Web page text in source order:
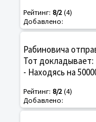
Рейтинг: 8/2(4)
Добавлено:
Рабиновича
Тот докладывает:
- Находясь на
Рейтинг: 8/2(4)
Добавлено: